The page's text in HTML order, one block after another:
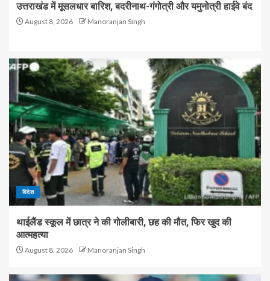
उत्तराखंड में मूसलधार बारिश, बदरीनाथ-गंगोत्री और यमुनोत्री हाईवे बंद
August 8, 2026 Manoranjan Singh
विदेश
थाईलैंड स्कूल में छात्र ने की गोलीबारी, छह की मौत, फिर खुद की
आत्महत्या
August 8, 2026 Manoranjan Singh